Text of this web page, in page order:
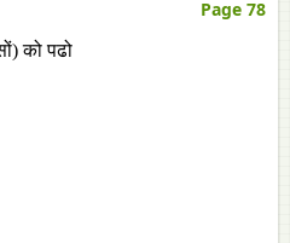
Page 78
को पढो